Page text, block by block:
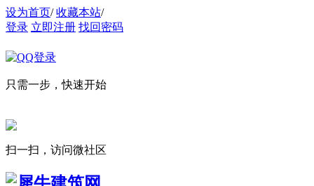
设为首页/ 收藏本站/
登录 立即注册 找回密码
只需一步，快速开始
扫一扫，访问微社区